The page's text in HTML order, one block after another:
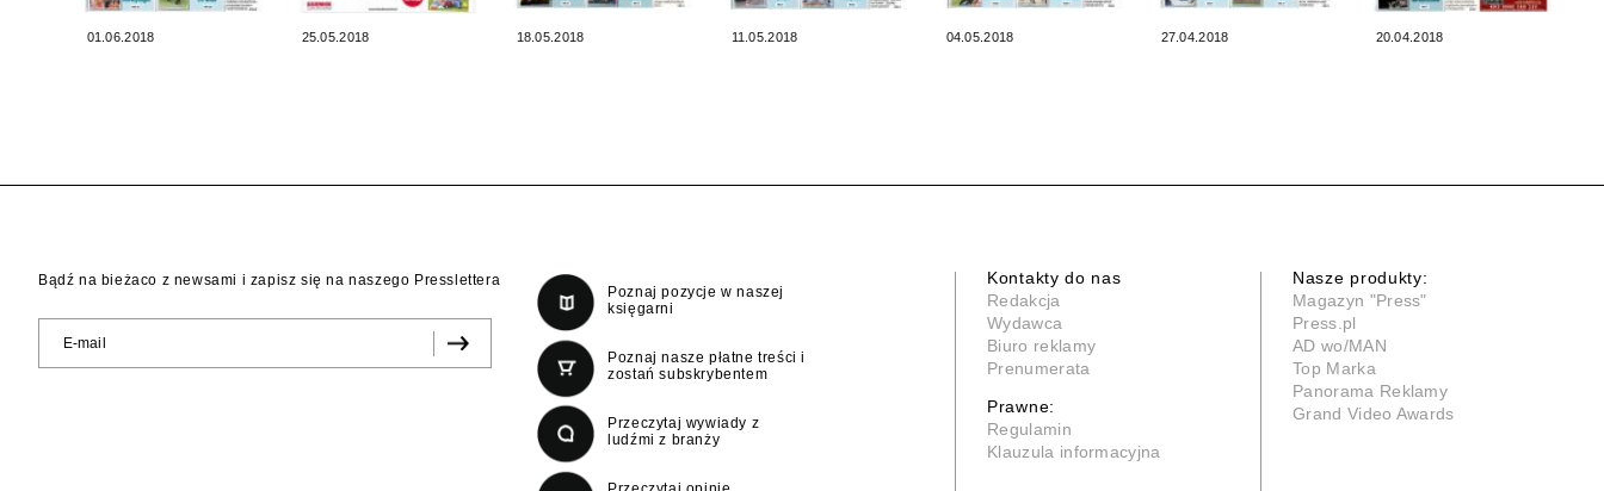
01.06.2018 25.05.2018 18.05.2018 11.05.2018 04.05.2018 27.04.2018 20.04.2018
Bądź na bieżaco z newsami i zapisz się na naszego Presslettera
Poznaj pozycje w naszej
księgarni
Poznaj nasze płatne treści i
zostań subskrybentem
Przeczytaj wywiady z
ludźmi z branży
Kontakty do nas
Redakcja
Wydawca
Biuro reklamy
Prenumerata
Prawne:
Regulamin
Klauzula informacyjna
Nasze produkty:
Magazyn "Press"
Press.pl
AD wo/MAN
Top Marka
Panorama Reklamy
Grand Video Awards